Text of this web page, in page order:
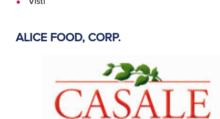
ALICE FOOD, CORP.